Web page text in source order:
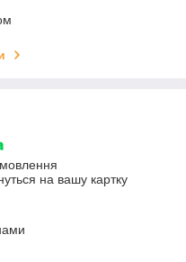
на вашу картку